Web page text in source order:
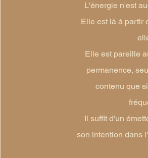
L'énergie n'est
Elle est là à partir
Elle est pareille
permanence,
contenu que
Il suffit d'un
son intention dans